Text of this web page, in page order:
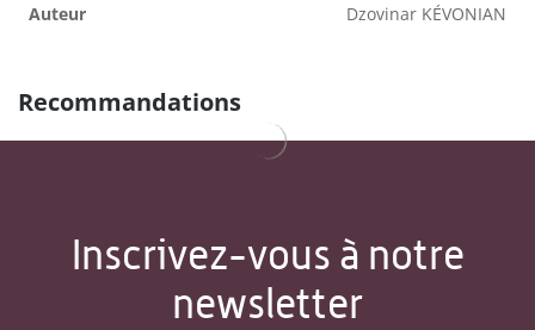
Auteur Dzovinar KÉVONIAN
Recommandations
Inscrivez-vous à notre
newsletter